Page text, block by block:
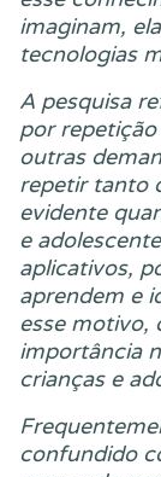
imaginam,
tecnologias
A pesquisa
por
outras
repetir tanto
evidente
e
aplicativos,
aprendem e
esse motivo,
importância
crianças e
confundido